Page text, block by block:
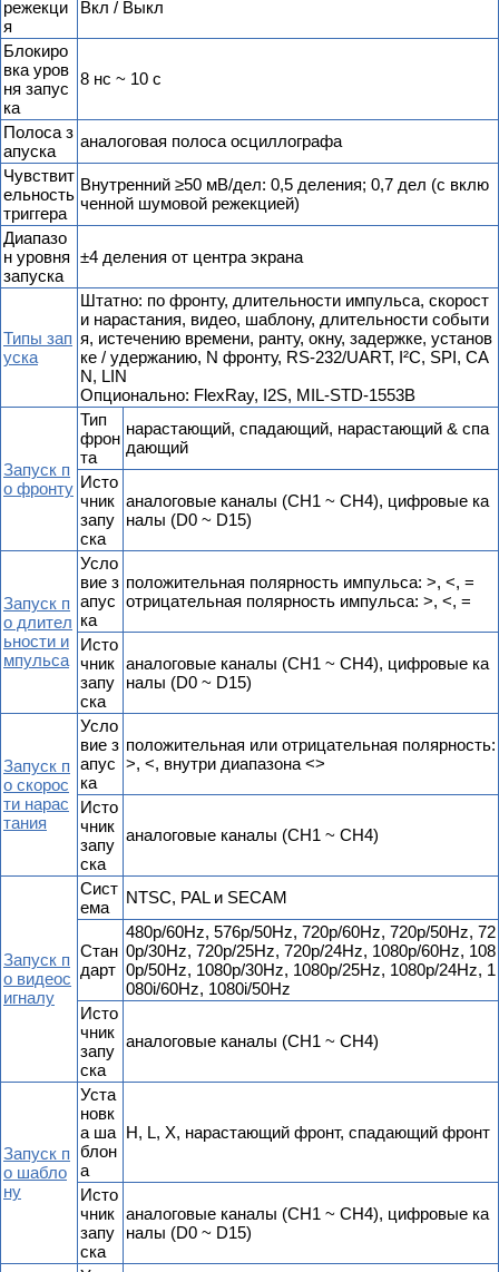
режекци
я
Вкл / Выкл
Блокиро
вка уров
ня запус
ка
8 нс ~ 10 с
Полоса з
апуска
аналоговая полоса осциллографа
Чувствит
ельность
триггера
Внутренний ≥50 мВ/дел: 0,5 деления; 0,7 дел (с вклю
ченной шумовой режекцией)
Диапазо
н уровня
запуска
±4 деления от центра экрана
Типы зап
уска
Штатно: по фронту, длительности импульса, скорост
и нарастания, видео, шаблону, длительности событи
я, истечению времени, ранту, окну, задержке, установ
ке / удержанию, N фронту, RS-232/UART, I²C, SPI, CA
N, LIN
Опционально: FlexRay, I2S, MIL-STD-1553B
Запуск п
о фронту
Тип
фрон
та
нарастающий, спадающий, нарастающий & спа
дающий
Исто
чник
запу
ска
аналоговые каналы (CH1 ~ CH4), цифровые ка
налы (D0 ~ D15)
Запуск п
о длител
ьности и
мпульса
Усло
вие з
апус
ка
положительная полярность импульса: >, <, =
отрицательная полярность импульса: >, <, =
Исто
чник
запу
ска
аналоговые каналы (CH1 ~ CH4), цифровые ка
налы (D0 ~ D15)
Запуск п
о скорос
ти нарас
тания
Усло
вие з
апус
ка
положительная или отрицательная полярность:
>, <, внутри диапазона <>
Исто
чник
запу
ска
аналоговые каналы (CH1 ~ CH4)
Запуск п
о видеос
игналу
Сист
ема
NTSC, PAL и SECAM
Стан
дарт
480p/60Hz, 576p/50Hz, 720p/60Hz, 720p/50Hz, 72
0p/30Hz, 720p/25Hz, 720p/24Hz, 1080p/60Hz, 108
0p/50Hz, 1080p/30Hz, 1080p/25Hz, 1080p/24Hz, 1
080i/60Hz, 1080i/50Hz
Исто
чник
запу
ска
аналоговые каналы (CH1 ~ CH4)
Запуск п
о шабло
ну
Уста
новк
а ша
блон
а
H, L, X, нарастающий фронт, спадающий фронт
Исто
чник
запу
ска
аналоговые каналы (CH1 ~ CH4), цифровые ка
налы (D0 ~ D15)